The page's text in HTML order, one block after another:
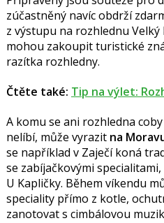
zúčastněný navíc obdrží
z výstupu na rozhlednu Velký
mohou zakoupit turistické
razítka rozhledny.
Čtěte také: Tip na výlet:
A komu se ani rozhledna
nelíbí, může vyrazit na
se například v Zaječí koná
se zabíjačkovými
U Kapličky. Během víkendu
speciality přímo z kotle,
zanotovat s cimbálovou